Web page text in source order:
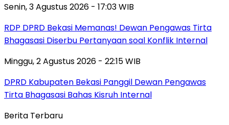
Senin, 3 Agustus 2026 - 17:03 WIB
RDP DPRD Bekasi Memanas! Dewan Pengawas Tirta
Bhagasasi Diserbu Pertanyaan soal Konflik Internal
Minggu, 2 Agustus 2026 - 22:15 WIB
DPRD Kabupaten Bekasi Panggil Dewan Pengawas
Tirta Bhagasasi Bahas Kisruh Internal
Berita Terbaru